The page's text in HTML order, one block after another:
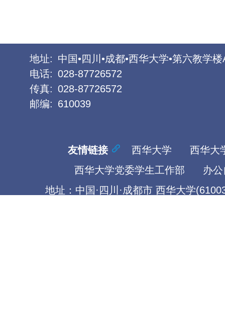
地址: 中国•四川•成都•西华大学•第六教学楼
电话: 028-87726572
传真: 028-87726572
邮编: 610039
友情链接 西华大学
西华大
西华大学党委学生工作部
办
地址：中国·四川·成都市 西华大学